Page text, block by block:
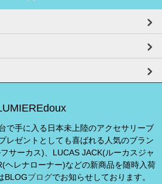
で手に入る日本未上陸のアクセサリーブ
レゼントとしても喜ばれる人気のブラン
サーカス)、LUCAS JACK(ルーカスジャ
ヘレナローナー)などの新商品を随時入荷
BLOGブログでお知らせしております。